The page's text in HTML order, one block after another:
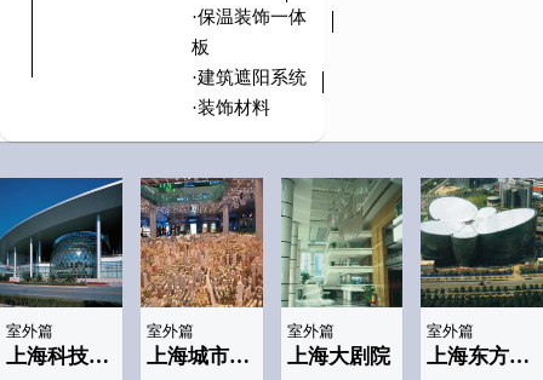
·保温装饰一体
板
·建筑遮阳系统
·装饰材料
室外篇
上海科技馆--APEC主会场
室外篇
上海城市规划展示馆
室外篇
上海大剧院
室外篇
上海东方艺术中心